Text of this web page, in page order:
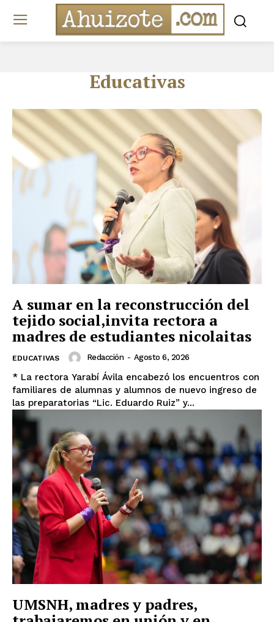
Educativas
A sumar en la reconstrucción del
tejido social,invita rectora a
madres de estudiantes nicolaitas
EDUCATIVAS Redacción - Agosto 6, 2026
* La rectora Yarabí Ávila encabezó los encuentros con
familiares de alumnas y alumnos de nuevo ingreso de
las preparatorias “Lic. Eduardo Ruiz” y...
UMSNH, madres y padres,